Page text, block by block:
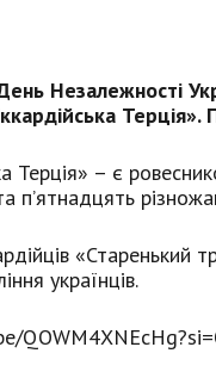
Незалежності
Терція».
Терція» – є
п’ятнадцять
«Старенький
українців.